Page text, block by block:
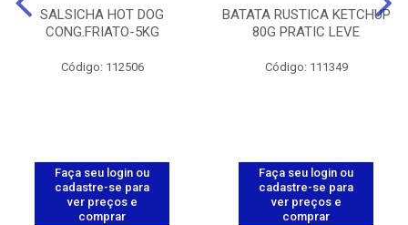
SALSICHA HOT DOG
CONG.FRIATO-5KG
Código: 112506
Faça seu login ou
cadastre-se para
ver preços e
comprar
BATATA RUSTICA KETCHUP
80G PRATIC LEVE
Código: 111349
Faça seu login ou
cadastre-se para
ver preços e
comprar